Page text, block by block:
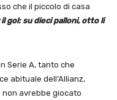
che il piccolo di casa
gol: su dieci palloni, otto li
Serie A, tanto che
abituale dell’Allianz,
avrebbe giocato